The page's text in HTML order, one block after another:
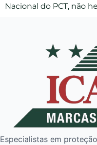
Nacional do PCT, não
Especialistas em